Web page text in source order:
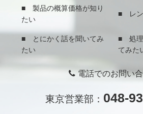
■ 製品の概算価格が知り
たい
■ レン
■ とにかく話を聞いてみ
たい
■ 処理
てみた
電話でのお問い
東京営業部： 048-